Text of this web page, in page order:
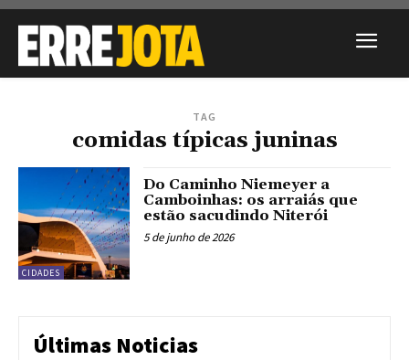
TAG
comidas típicas juninas
CIDADES
Do Caminho Niemeyer a
Camboinhas: os arraiás que
estão sacudindo Niterói
5 de junho de 2026
Últimas Noticias